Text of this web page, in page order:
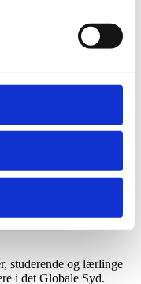
Udviklingssamarbejde
uddannelse og
studerende og lærlinge
i det Globale Syd.